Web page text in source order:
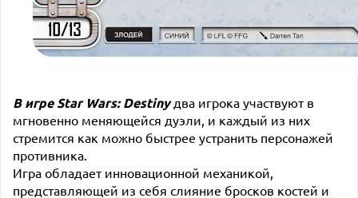
В игре Star Wars: Destinyдва игрока участвуют в
мгновенно меняющейся дуэли, и каждый из них
стремится как можно быстрее устранить персонажей
противника.
Игра обладает инновационной механикой,
представляющей из себя слияние бросков костей и